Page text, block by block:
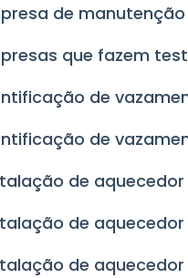
de
que fazem
de
de
de
de
de